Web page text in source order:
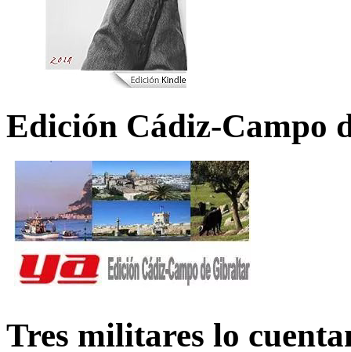
Edición Cádiz-Campo
Tres militares lo